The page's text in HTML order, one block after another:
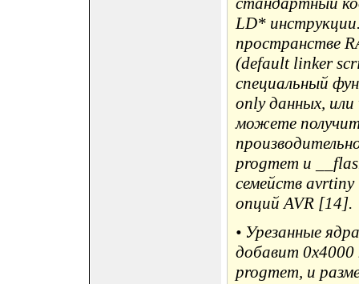
LD*
пространстве
(default linker
специальный
only данных,
можете
progmem и
семейств avrtiny
опций AVR [14].
• Урезанные
добавит 0x4000
progmem, и